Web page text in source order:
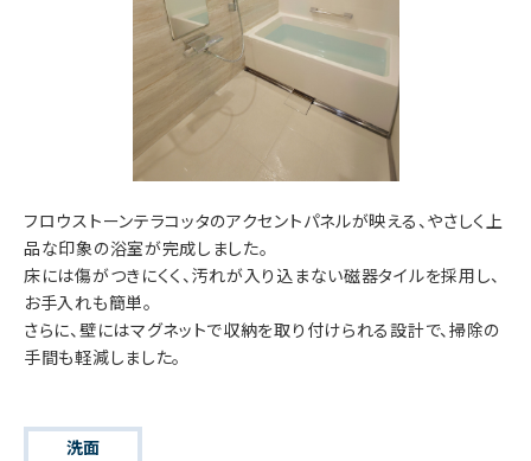
フロウストーンテラコッタのアクセントパネルが映える、やさしく上
品な印象の浴室が完成しました。
床には傷がつきにくく、汚れが入り込まない磁器タイルを採用し、
お手入れも簡単。
さらに、壁にはマグネットで収納を取り付けられる設計で、掃除の
手間も軽減しました。
洗面